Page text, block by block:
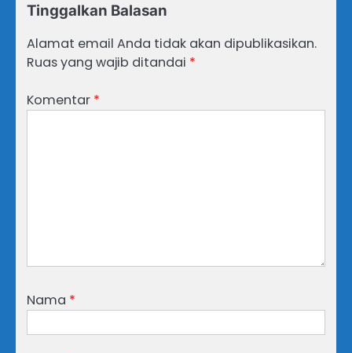
Tinggalkan Balasan
Alamat email Anda tidak akan dipublikasikan.
Ruas yang wajib ditandai *
Komentar *
Nama *